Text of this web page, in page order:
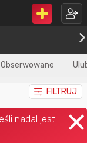
Obserwowane
FILTRUJ